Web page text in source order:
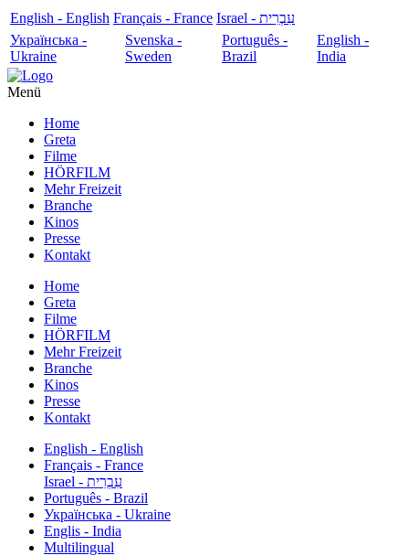
English - English Français - France
עִבְרִית - Israel
Українська -
Ukraine
Svenska -
Sweden
Português -
Brazil
English -
India
Menü
Home
Greta
Filme
HÖRFILM
Mehr Freizeit
Branche
Kinos
Presse
Kontakt
Home
Greta
Filme
HÖRFILM
Mehr Freizeit
Branche
Kinos
Presse
Kontakt
English - English
Français - France
עִבְרִית - Israel
Português - Brazil
Українська - Ukraine
Englis - India
Multilingual